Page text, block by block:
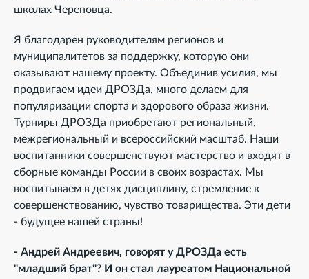
школах Череповца.
Я благодарен руководителям регионов и
муниципалитетов за поддержку, которую они
оказывают нашему проекту. Объединив усилия, мы
продвигаем идеи ДРОЗДа, много делаем для
популяризации спорта и здорового образа жизни.
Турниры ДРОЗДа приобретают региональный,
межрегиональный и всероссийский масштаб. Наши
воспитанники совершенствуют мастерство и входят в
сборные команды России в своих возрастах. Мы
воспитываем в детях дисциплину, стремление к
совершенствованию, чувство товарищества. Эти дети
- будущее нашей страны!
- Андрей Андреевич, говорят у ДРОЗДа есть
"младший брат"? И он стал лауреатом Национальной